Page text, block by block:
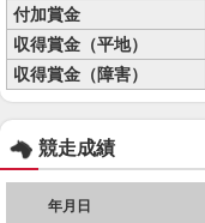
付加賞金
収得賞金（平地）
収得賞金（障害）
競走成績
年月日